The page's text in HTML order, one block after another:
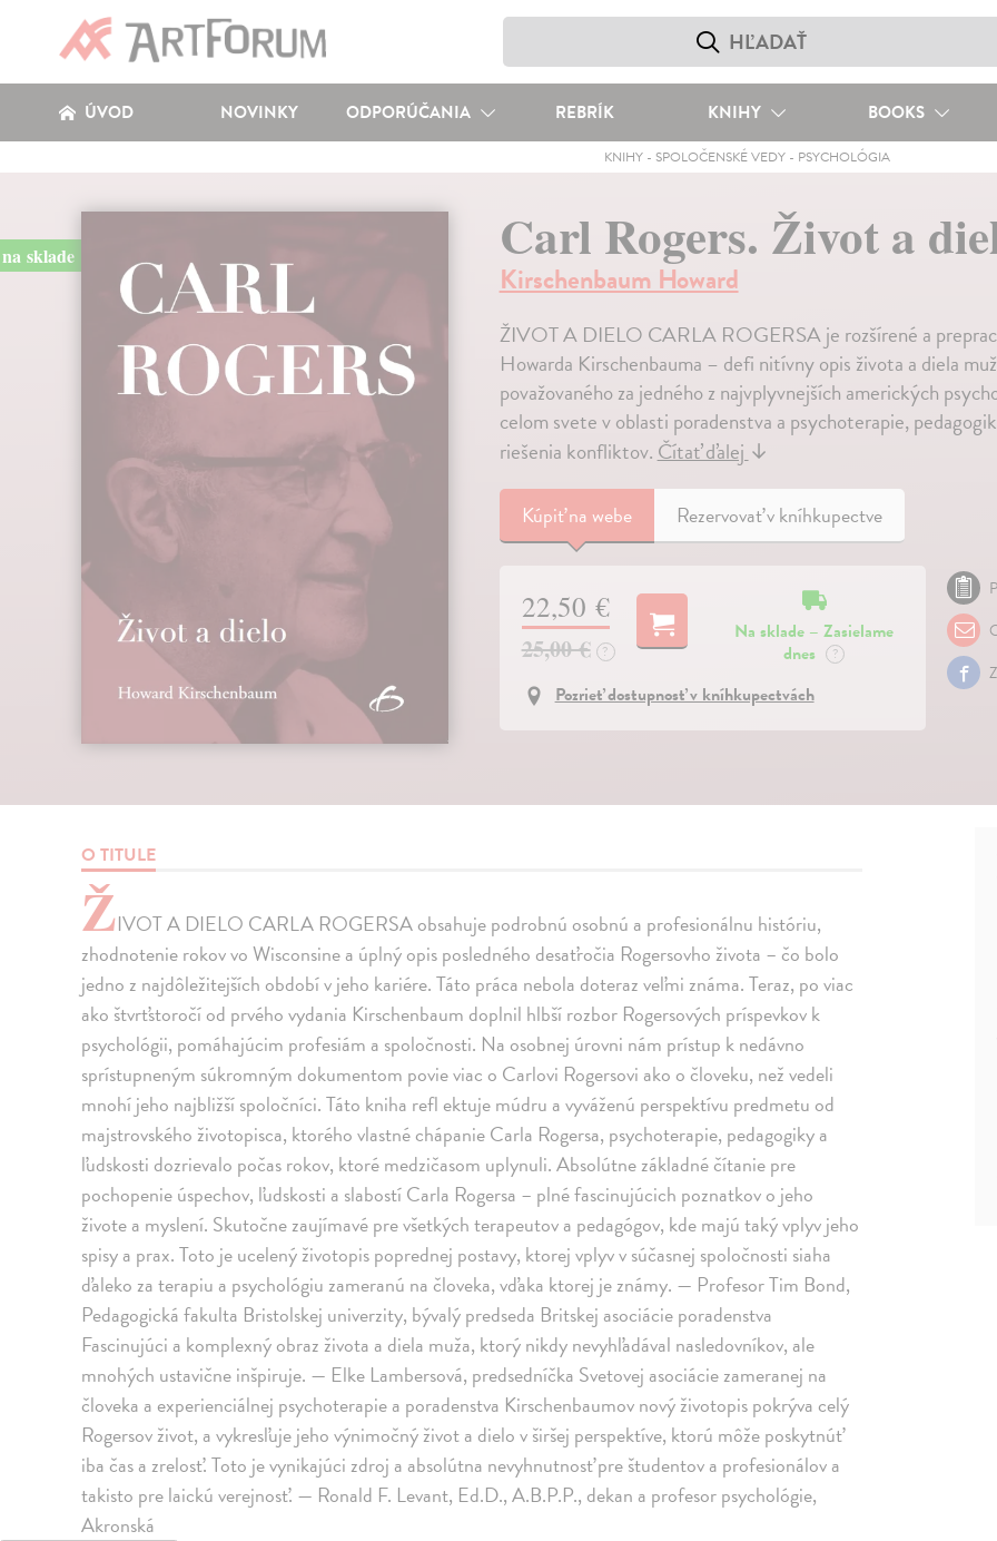
ÚVOD NOVINKY ODPORÚČANIA REBRÍK KNIHY BOOKS
KNIHY - SPOLOČENSKÉ VEDY - PSYCHOLÓGIA
na sklade Carl Rogers. Život a
Kirschenbaum Howard
ŽIVOT A DIELO CARLA ROGERSA je rozšírené a
Howarda Kirschenbauma – defi nitívny opis života a diela
považovaného za jedného z najvplyvnejších amerických
celom svete v oblasti poradenstva a psychoterapie,
riešenia konfliktov.Čítať ďalej↓
Kúpiťna webe Rezervovať v kníhkupectve
22,50 €
25,00 € ?
Na sklade – Zasielame
dnes
?
Pozrieť dostupnosť v kníhkupectvách
O TITULE
ŽIVOT A DIELO CARLA ROGERSA obsahuje podrobnú osobnú a profesionálnu históriu,
zhodnotenie rokov vo Wisconsine a úplný opis posledného desaťročia Rogersovho života – čo bolo
jedno z najdôležitejších období v jeho kariére. Táto práca nebola doteraz veľmi známa. Teraz, po viac
ako štvrťstoročí od prvého vydania Kirschenbaum doplnil hlbší rozbor Rogersových príspevkov k
psychológii, pomáhajúcim profesiám a spoločnosti. Na osobnej úrovni nám prístup k nedávno
sprístupneným súkromným dokumentom povie viac o Carlovi Rogersovi ako o človeku, než vedeli
mnohí jeho najbližší spoločníci. Táto kniha refl ektuje múdru a vyváženú perspektívu predmetu od
majstrovského životopisca, ktorého vlastné chápanie Carla Rogersa, psychoterapie, pedagogiky a
ľudskosti dozrievalo počas rokov, ktoré medzičasom uplynuli. Absolútne základné čítanie pre
pochopenie úspechov, ľudskosti a slabostí Carla Rogersa – plné fascinujúcich poznatkov o jeho
živote a myslení. Skutočne zaujímavé pre všetkých terapeutov a pedagógov, kde majú taký vplyv jeho
spisy a prax. Toto je ucelený životopis poprednej postavy, ktorej vplyv v súčasnej spoločnosti siaha
ďaleko za terapiu a psychológiu zameranú na človeka, vďaka ktorej je známy. — Profesor Tim Bond,
Pedagogická fakulta Bristolskej univerzity, bývalý predseda Britskej asociácie poradenstva
Fascinujúci a komplexný obraz života a diela muža, ktorý nikdy nevyhľadával nasledovníkov, ale
mnohých ustavične inšpiruje. — Elke Lambersová, predsedníčka Svetovej asociácie zameranej na
človeka a experienciálnej psychoterapie a poradenstva Kirschenbaumov nový životopis pokrýva celý
Rogersov život, a vykresľuje jeho výnimočný život a dielo v širšej perspektíve, ktorú môže poskytnúť
iba čas a zrelosť. Toto je vynikajúci zdroj a absolútna nevyhnutnosť pre študentov a profesionálov a
takisto pre laickú verejnosť. — Ronald F. Levant, Ed.D., A.B.P.P., dekan a profesor psychológie,
Akronská